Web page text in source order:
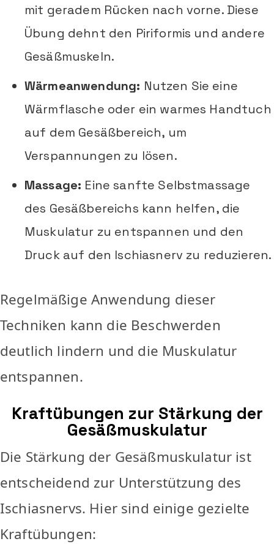
mit geradem Rücken nach vorne. Diese
Übung dehnt den Piriformis und andere
Gesäßmuskeln.
Wärmeanwendung: Nutzen Sie eine
Wärmflasche oder ein warmes Handtuch
auf dem Gesäßbereich, um
Verspannungen zu lösen.
Massage: Eine sanfte Selbstmassage
des Gesäßbereichs kann helfen, die
Muskulatur zu entspannen und den
Druck auf den Ischiasnerv zu reduzieren.
Regelmäßige Anwendung dieser
Techniken kann die Beschwerden
deutlich lindern und die Muskulatur
entspannen.
Kraftübungen zur Stärkung der
Gesäßmuskulatur
Die Stärkung der Gesäßmuskulatur ist
entscheidend zur Unterstützung des
Ischiasnervs. Hier sind einige gezielte
Kraftübungen: